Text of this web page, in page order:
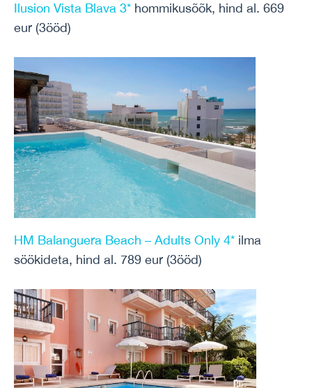
Ilusion Vista Blava 3* hommikusõõk, hind al. 669
eur (3ööd)
HM Balanguera Beach – Adults Only 4* ilma
söökideta, hind al. 789 eur (3ööd)